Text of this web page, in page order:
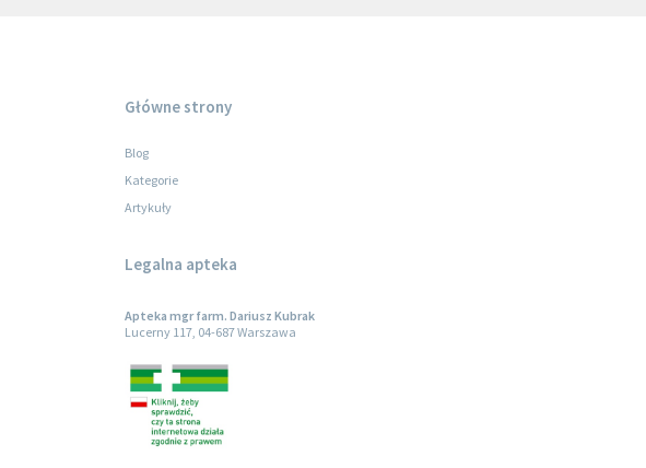
Główne strony
Blog
Kategorie
Artykuły
Legalna apteka
Apteka mgr farm. Dariusz Kubrak
Lucerny 117, 04-687 Warszawa